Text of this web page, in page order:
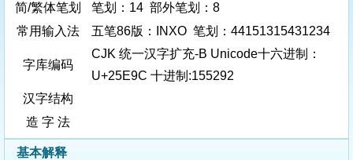
简/繁体笔划
笔划：14 部外笔划：8
常用输入法
五笔86版：INXO 笔划：44151315431234
字库编码
CJK 统一汉字扩充-B Unicode十六进制：
U+25E9C 十进制:155292
汉字结构
造 字 法
基本解释